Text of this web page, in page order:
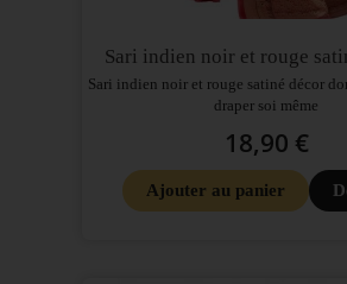
Sari indien noir et rouge
Sari indien noir et rouge satiné décor
draper soi même
18,90 €
Ajouter au panier